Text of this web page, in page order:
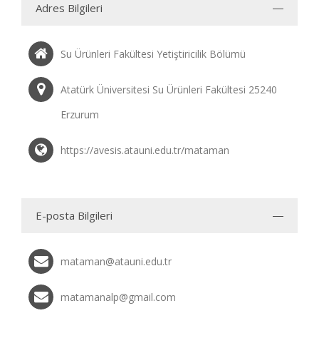
Adres Bilgileri
Su Ürünleri Fakültesi Yetiştiricilik Bölümü
Atatürk Üniversitesi Su Ürünleri Fakültesi 25240
Erzurum
https://avesis.atauni.edu.tr/mataman
E-posta Bilgileri
mataman@atauni.edu.tr
matamanalp@gmail.com